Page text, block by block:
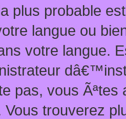
plus probable
langue ou
votre langue.
pas, vous Ãªtes
Vous trouverez